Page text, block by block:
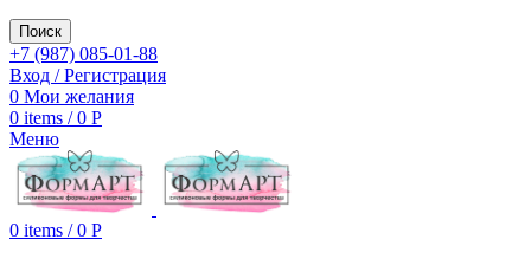
Поиск
+7 (987) 085-01-88
Вход / Регистрация
0 Мои желания
0 items / 0 Р
Меню
0 items / 0 Р